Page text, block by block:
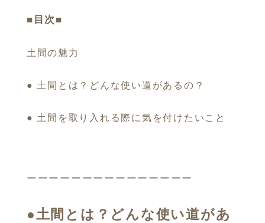
■目次■
土間の魅力
● 土間とは？どんな使い道があるの？
● 土間を取り入れる際に気を付けたいこと
ーーーーーーーーーーーーーーー
●土間とは？どんな使い道があ